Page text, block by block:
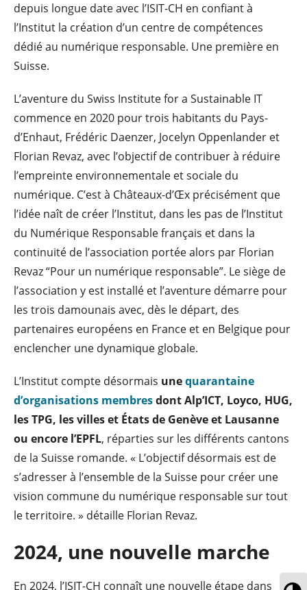
depuis longue date avec l’ISIT-CH en confiant à
l’Institut la création d’un centre de compétences
dédié au numérique responsable. Une première en
Suisse.
L’aventure du Swiss Institute for a Sustainable IT
commence en 2020 pour trois habitants du Pays-
d’Enhaut, Frédéric Daenzer, Jocelyn Oppenlander et
Florian Revaz, avec l’objectif de contribuer à réduire
l’empreinte environnementale et sociale du
numérique. C’est à Châteaux-d’Œx précisément que
l’idée naît de créer l’Institut, dans les pas de l’Institut
du Numérique Responsable français et dans la
continuité de l’association portée alors par Florian
Revaz “Pour un numérique responsable”. Le siège de
l’association y est installé et l’aventure démarre pour
les trois damounais avec, dès le départ, des
partenaires européens en France et en Belgique pour
enclencher une dynamique globale.
L’Institut compte désormais unequarantaine
d’organisations membresdont Alp’ICT, Loyco, HUG,
les TPG, les villes et États de Genève et Lausanne
ou encore l’EPFL, réparties sur les différents cantons
de la Suisse romande. « L’objectif désormais est de
s’adresser à l’ensemble de la Suisse pour créer une
vision commune du numérique responsable sur tout
le territoire. » détaille Florian Revaz.
2024, une nouvelle marche
En 2024, l’ISIT-CH connaît une nouvelle étape dans